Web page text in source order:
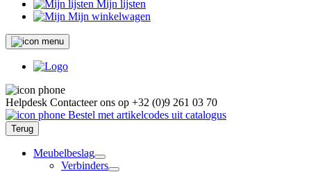
Mijn lijsten
Mijn winkelwagen
Helpdesk Contacteer ons op +32 (0)9 261 03 70
Bestel met artikelcodes uit catalogus
Terug
Meubelbeslag
Verbinders